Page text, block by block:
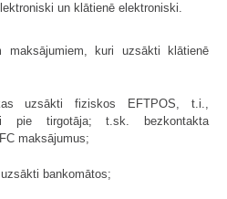
un klātienē elektroniski.
maksājumiem, kuri uzsākti klātienē
uzsākti fiziskos EFTPOS, t.i.,
pie tirgotāja; t.sk. bezkontakta
maksājumus;
bankomātos;